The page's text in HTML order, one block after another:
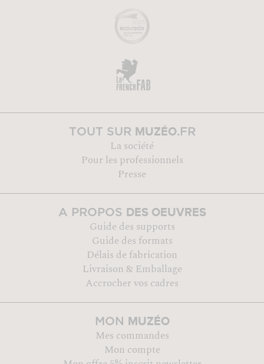
TOUT SUR MUZÉO.FR
La société
Pour les professionnels
Presse
A PROPOS DES OEUVRES
Guide des supports
Guide des formats
Délais de fabrication
Livraison & Emballage
Accrocher vos cadres
MON MUZÉO
Mes commandes
Mon compte